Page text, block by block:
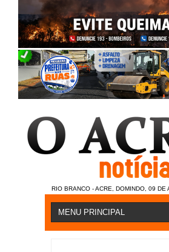
RIO BRANCO - ACRE, DOMINDO, 09 DE